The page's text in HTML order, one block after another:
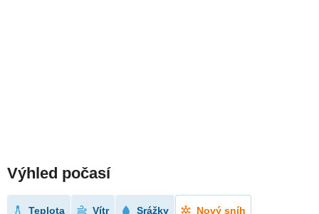
Výhled počasí
Teplota Vítr Srážky Nový sníh